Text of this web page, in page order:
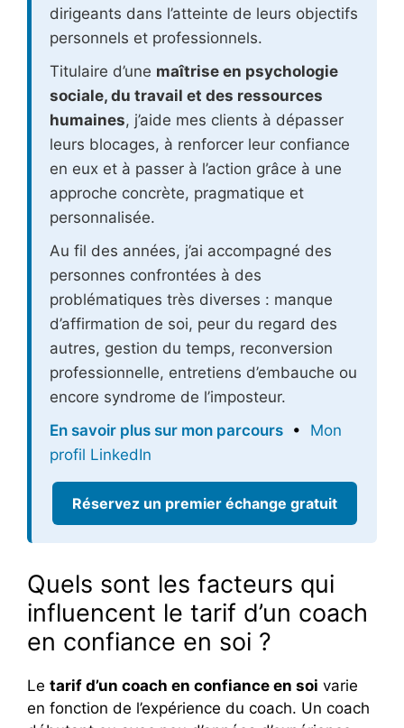
dirigeants dans l’atteinte de leurs objectifs
personnels et professionnels.
Titulaire d’une maîtrise en psychologie
sociale, du travail et des ressources
humaines, j’aide mes clients à dépasser
leurs blocages, à renforcer leur confiance
en eux et à passer à l’action grâce à une
approche concrète, pragmatique et
personnalisée.
Au fil des années, j’ai accompagné des
personnes confrontées à des
problématiques très diverses : manque
d’affirmation de soi, peur du regard des
autres, gestion du temps, reconversion
professionnelle, entretiens d’embauche ou
encore syndrome de l’imposteur.
En savoir plus sur mon parcours • Mon
profil LinkedIn
Réservez un premier échange gratuit
Quels sont les facteurs qui
influencent le tarif d’un coach
en confiance en soi ?
Le tarif d’un coach en confiance en soi varie
en fonction de l’expérience du coach. Un coach